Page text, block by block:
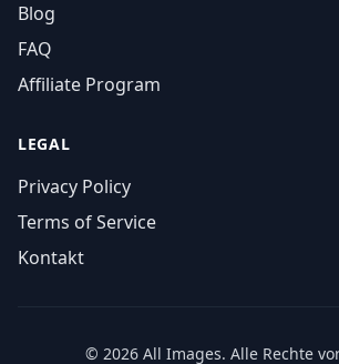
Blog
FAQ
Affiliate Program
LEGAL
Privacy Policy
Terms of Service
Kontakt
© 2026 All Images. Alle Rechte